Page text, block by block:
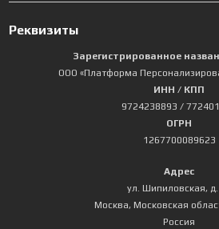
Реквизиты
Зарегистрированное
ООО «Платформа
ИНН / КПП
9724238893 /
ОГРН
1267700089623
Адрес
ул. Шипиловская,
Москва, Московская
Россия